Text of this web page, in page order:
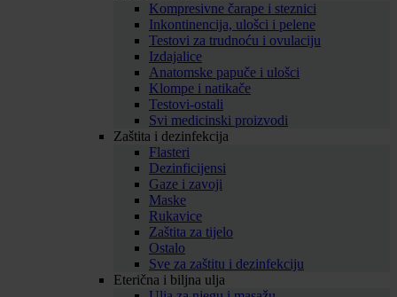
Kompresivne čarape i steznici
Inkontinencija, ulošci i pelene
Testovi za trudnoću i ovulaciju
Izdajalice
Anatomske papuče i ulošci
Klompe i natikače
Testovi-ostali
Svi medicinski proizvodi
Zaštita i dezinfekcija
Flasteri
Dezinficijensi
Gaze i zavoji
Maske
Rukavice
Zaštita za tijelo
Ostalo
Sve za zaštitu i dezinfekciju
Eterična i biljna ulja